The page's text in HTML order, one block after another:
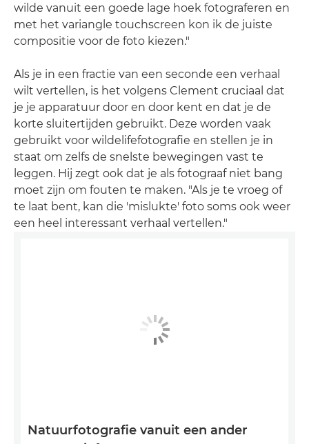
wilde vanuit een goede lage hoek fotograferen en
met het variangle touchscreen kon ik de juiste
compositie voor de foto kiezen."
Als je in een fractie van een seconde een verhaal
wilt vertellen, is het volgens Clement cruciaal dat
je je apparatuur door en door kent en dat je de
korte sluitertijden gebruikt. Deze worden vaak
gebruikt voor wildelifefotografie en stellen je in
staat om zelfs de snelste bewegingen vast te
leggen. Hij zegt ook dat je als fotograaf niet bang
moet zijn om fouten te maken. "Als je te vroeg of
te laat bent, kan die 'mislukte' foto soms ook weer
een heel interessant verhaal vertellen."
Natuurfotografie vanuit een ander